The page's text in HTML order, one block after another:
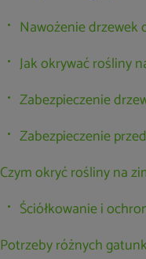
Nawożenie drzewek
Jak okrywać rośliny
Zabezpieczenie
Zabezpieczenie
Czym okryć rośliny na
Ściółkowanie i
Potrzeby różnych